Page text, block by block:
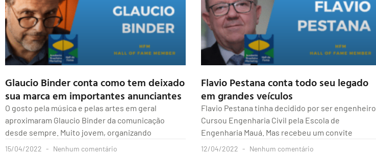
Glaucio Binder conta como tem deixado
sua marca em importantes anunciantes
O gosto pela música e pelas artes em geral
aproximaram Glaucio Binder da comunicação
desde sempre. Muito jovem, organizando
15/04/2022 Nenhum comentário
Flavio Pestana conta todo seu legado
em grandes veículos
Flavio Pestana tinha decidido por ser engenheiro.
Cursou Engenharia Civil pela Escola de
Engenharia Mauá. Mas recebeu um convite
12/04/2022 Nenhum comentário